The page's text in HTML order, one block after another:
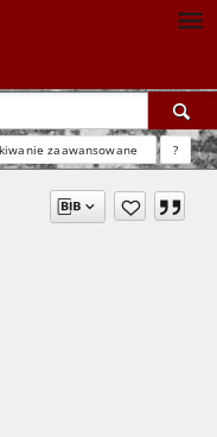
zaawansowane ?